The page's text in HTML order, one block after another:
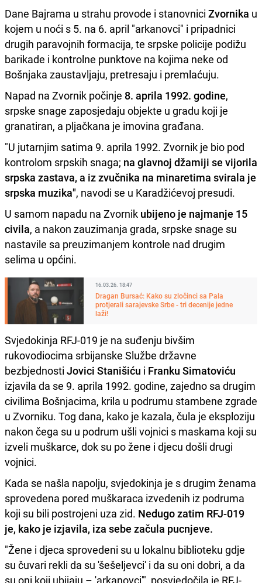
Dane Bajrama u strahu provode i stanovnici Zvornika u
kojem u noći s 5. na 6. april "arkanovci" i pripadnici
drugih paravojnih formacija, te srpske policije podižu
barikade i kontrolne punktove na kojima neke od
Bošnjaka zaustavljaju, pretresaju i premlaćuju.
Napad na Zvornik počinje 8. aprila 1992. godine,
srpske snage zaposjedaju objekte u gradu koji je
granatiran, a pljačkana je imovina građana.
"U jutarnjim satima 9. aprila 1992. Zvornik je bio pod
kontrolom srpskih snaga; na glavnoj džamiji se vijorila
srpska zastava, a iz zvučnika na minaretima svirala je
srpska muzika", navodi se u Karadžićevoj presudi.
U samom napadu na Zvornik ubijeno je najmanje 15
civila, a nakon zauzimanja grada, srpske snage su
nastavile sa preuzimanjem kontrole nad drugim
selima u općini.
16.03.26. 18:47
Dragan Bursać: Kako su zločinci sa Pala
protjerali sarajevske Srbe - tri decenije jedne
laži!
Svjedokinja RFJ-019 je na suđenju bivšim
rukovodiocima srbijanske Službe državne
bezbjednosti Jovici Stanišiću i Franku Simatoviću
izjavila da se 9. aprila 1992. godine, zajedno sa drugim
civilima Bošnjacima, krila u podrumu stambene zgrade
u Zvorniku. Tog dana, kako je kazala, čula je eksploziju
nakon čega su u podrum ušli vojnici s maskama koji su
izveli muškarce, dok su po žene i djecu došli drugi
vojnici.
Kada se našla napolju, svjedokinja je s drugim ženama
sprovedena pored muškaraca izvedenih iz podruma
koji su bili postrojeni uza zid. Nedugo zatim RFJ-019
je, kako je izjavila, iza sebe začula pucnjeve.
"Žene i djeca sprovedeni su u lokalnu biblioteku gdje
su čuvari rekli da su 'šešeljevci' i da su oni dobri, a da
su oni koji ubijaju – 'arkanovci'", posvjedočila je RFJ-